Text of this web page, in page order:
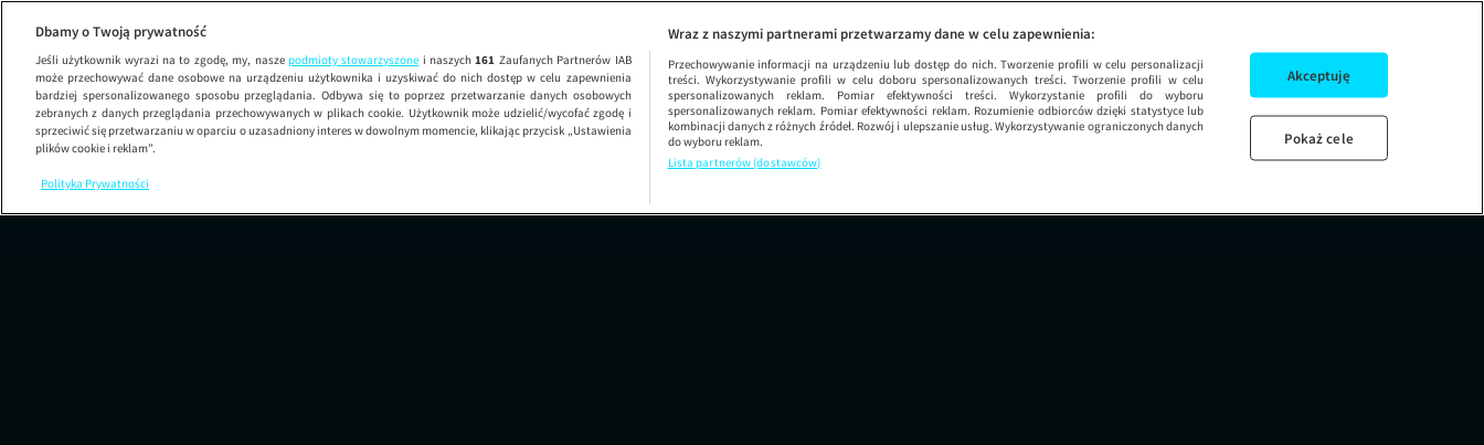
Brudne skarby
SEZON 1
Dbamy o Twoją prywatność
Jeśli użytkownik wyrazi na to zgodę, my, nasze podmioty stowarzyszone i naszych161 Zaufanych Partnerów IAB
może przechowywać dane osobowe na urządzeniu użytkownika i uzyskiwać do nich dostęp w celu zapewnienia
bardziej spersonalizowanego sposobu przeglądania. Odbywa się to poprzez przetwarzanie danych osobowych
zebranych z danych przeglądania przechowywanych w plikach cookie. Użytkownik może udzielić/wycofać zgodę i
sprzeciwić się przetwarzaniu w oparciu o uzasadniony interes w dowolnym momencie, klikając przycisk „Ustawienia
plików cookie i reklam”.
Polityka Prywatności
Wraz z naszymi partnerami przetwarzamy dane w celu zapewnienia:
Przechowywanie informacji na urządzeniu lub dostęp do nich. Tworzenie profili w celu personalizacji
treści. Wykorzystywanie profili w celu doboru spersonalizowanych treści. Tworzenie profili w celu
spersonalizowanych reklam. Pomiar efektywności treści. Wykorzystanie profili do wyboru
spersonalizowanych reklam. Pomiar efektywności reklam. Rozumienie odbiorców dzięki statystyce lub
kombinacji danych z różnych źródeł. Rozwój i ulepszanie usług. Wykorzystywanie ograniczonych danych
do wyboru reklam.
Lista partnerów (dostawców)
Akceptuję
Pokaż cele